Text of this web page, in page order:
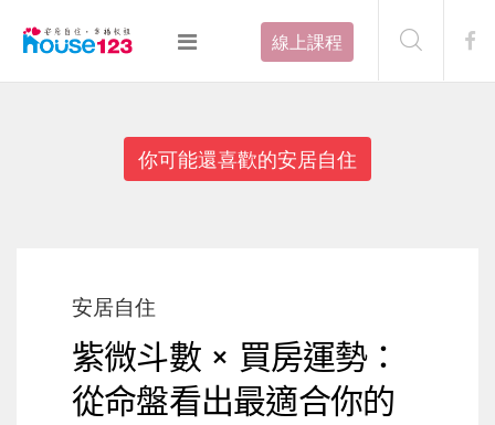
線上課程
你可能還喜歡的安居自住
安居自住
紫微斗數 × 買房運勢：
從命盤看出最適合你的